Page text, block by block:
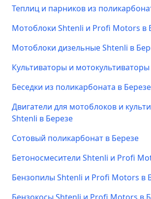
Теплиц и парников из
Мотоблоки Shtenli и Profi Motors в
Мотоблоки дизельные Shtenli в
Культиваторы и
Беседки из поликарбоната в Березе
Двигатели для мотоблоков и
Shtenli в Березе
Сотовый поликарбонат в Березе
Бетоносмесители Shtenli и Profi
Бензопилы Shtenli и Profi Motors в